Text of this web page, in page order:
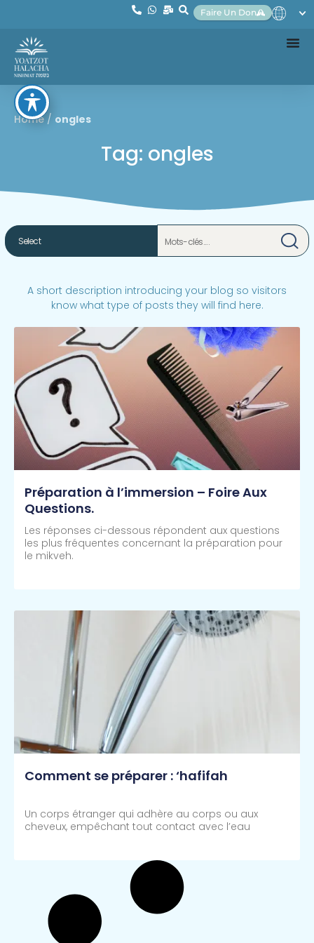
Faire Un Don
Home/ ongles
Tag: ongles
A short description introducing your blog so visitors
know what type of posts they will find here.
Préparation à l’immersion – Foire Aux
Questions.
Les réponses ci-dessous répondent aux questions
les plus fréquentes concernant la préparation pour
le mikveh.
Comment se préparer : ‘hafifah
Un corps étranger qui adhère au corps ou aux
cheveux, empêchant tout contact avec l’eau